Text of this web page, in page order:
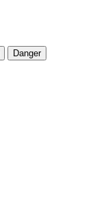
Danger